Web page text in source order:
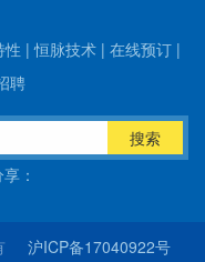
性 |恒脉技术 | 在线预订 |
聘
搜索
：
沪ICP备17040922号